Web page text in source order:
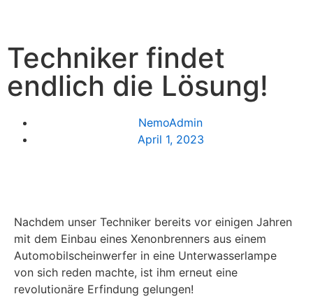
Techniker findet
endlich die Lösung!
NemoAdmin
April 1, 2023
Nachdem unser Techniker bereits vor einigen Jahren
mit dem Einbau eines Xenonbrenners aus einem
Automobilscheinwerfer in eine Unterwasserlampe
von sich reden machte, ist ihm erneut eine
revolutionäre Erfindung gelungen!